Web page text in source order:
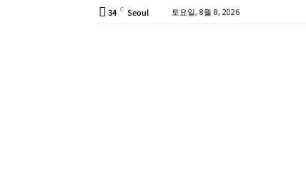
34 C Seoul 토요일, 8월 8, 2026